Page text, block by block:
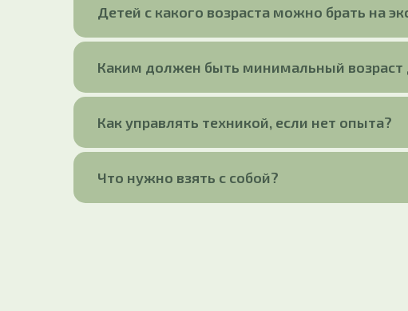
Детей с какого возраста можно брать на
Каким должен быть минимальный возраст
Как управлять техникой, если нет опыта?
Что нужно взять с собой?